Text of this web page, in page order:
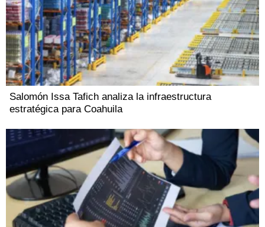
Salomón Issa Tafich analiza la infraestructura
estratégica para Coahuila